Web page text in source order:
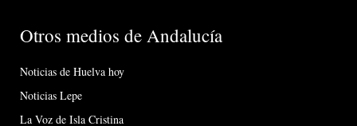
Otros medios de Andalucía
Noticias de Huelva hoy
Noticias Lepe
La Voz de Isla Cristina